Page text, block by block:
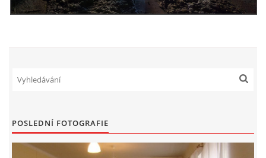
POSLEDNÍ FOTOGRAFIE